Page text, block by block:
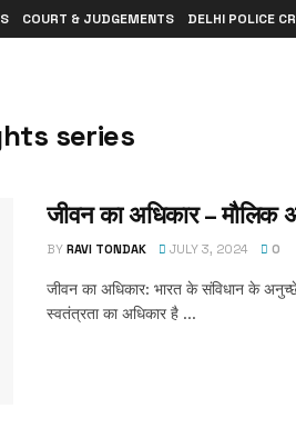
COURT & JUDGEMENTS DELHI POLICE
series
जीवन का अधिकार – मौलिक
BY RAVI TONDAK JULY 3, 2024 0
जीवन का अधिकार: भारत के संविधान के
स्वतंत्रता का अधिकार है ...